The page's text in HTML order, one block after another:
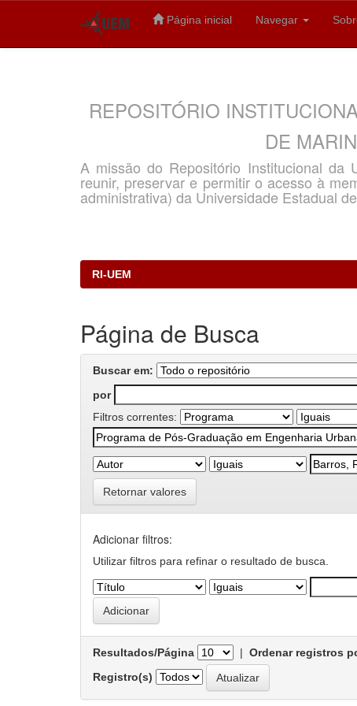
Página inicial Navegar
REPOSITÓRIO
DE
A missão do Repositório Institucional da
reunir, preservar e permitir o acesso à
administrativa) da Universidade Estadual
RI-UEM
Página de Busca
Buscar em:
por
Filtros correntes:
Retornar valores
Adicionar filtros:
Utilizar filtros para refinar o resultado de busca.
Resultados/Página | Ordenar registros
Registro(s)